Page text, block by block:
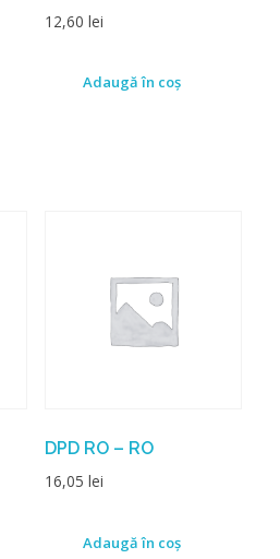
12,60 lei
Adaugă în coș
DPD RO – RO
16,05 lei
Adaugă în coș